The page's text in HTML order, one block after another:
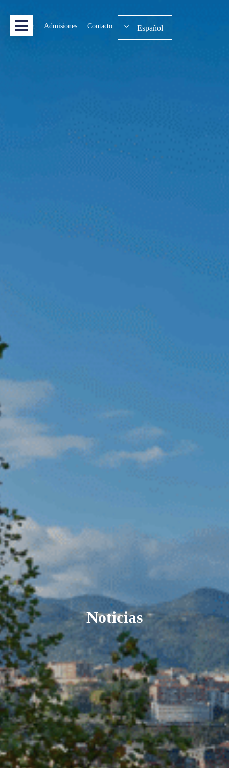
Admisiones Contacto Español
Noticias